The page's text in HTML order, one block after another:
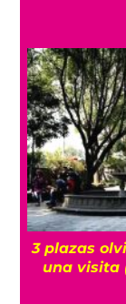
3 plazas
una visita